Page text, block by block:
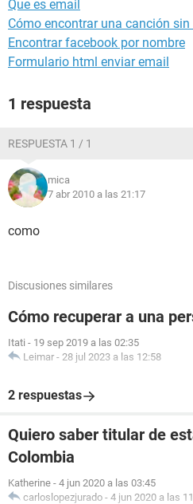
Que es email
Cómo encontrar una canción
Encontrar facebook por nombre
Formulario html enviar email
1 respuesta
RESPUESTA 1 / 1
mica
7 abr 2010 a las 21:17
como
Discusiones similares
Cómo recuperar a una
Itati - 19 sep 2019 a las 02:35
Leimar - 28 jul 2023 a las 12:58
2 respuestas
Quiero saber titular de
Colombia
Katherine - 4 jun 2020 a las 03:45
carloslopezjurado - 4 jun 2020 a las